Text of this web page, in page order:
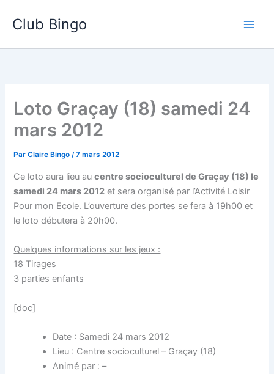
Club Bingo
Loto Graçay (18) samedi 24
mars 2012
ParClaire Bingo/7 mars 2012
Ce loto aura lieu aucentre socioculturel de Graçay (18) le
samedi 24 mars 2012 et sera organisé par l’Activité Loisir
Pour mon Ecole. L’ouverture des portes se fera à 19h00 et
le loto débutera à 20h00.
Quelques informations sur les jeux :
18 Tirages
3 parties enfants
[doc]
Date : Samedi 24 mars 2012
Lieu : Centre socioculturel – Graçay (18)
Animé par : –